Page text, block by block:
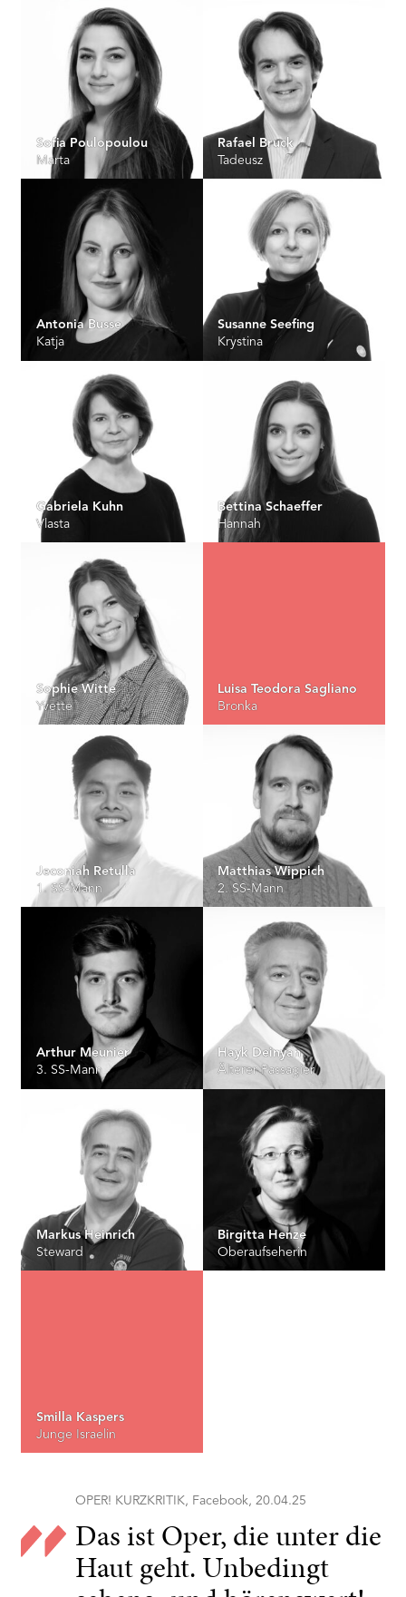
Sofia Poulopoulou
Marta
Rafael Bruck
Tadeusz
Antonia Busse
Katja
Susanne Seefing
Krystina
Gabriela Kuhn
Vlasta
Bettina Schaeffer
Hannah
Sophie Witte
Yvette
Luisa Teodora Sagliano
Bronka
Jeconiah Retulla
1. SS-Mann
Matthias Wippich
2. SS-Mann
Arthur Meunier
3. SS-Mann
Hayk Deinyan
Älterer Passagier
Markus Heinrich
Steward
Birgitta Henze
Oberaufseherin
Smilla Kaspers
Junge Israelin
OPER! KURZKRITIK, Facebook, 20.04.25
Das ist Oper, die unter die
Haut geht. Unbedingt